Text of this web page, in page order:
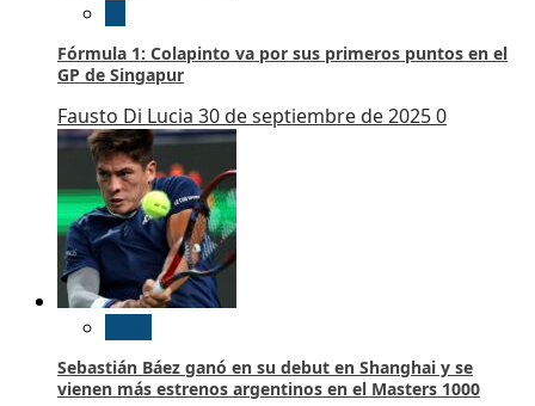
Fórmula 1: Colapinto va por sus primeros puntos en el
GP de Singapur
Fausto Di Lucia 30 de septiembre de 20250
Sebastián Báez ganó en su debut en Shanghai y se
vienen más estrenos argentinos en el Masters 1000